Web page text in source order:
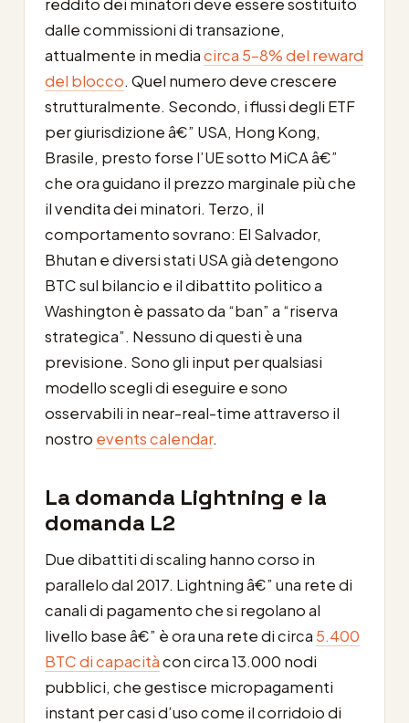
dalle commissioni di transazione,
attualmente in mediacirca 5-8% del reward
del blocco. Quel numero deve crescere
strutturalmente. Secondo, i flussi degli ETF
per giurisdizione â€” USA, Hong Kong,
Brasile, presto forse l’UE sotto MiCA â€”
che ora guidano il prezzo marginale più che
il vendita dei minatori. Terzo, il
comportamento sovrano: El Salvador,
Bhutan e diversi stati USA già detengono
BTC sul bilancio e il dibattito politico a
Washington è passato da “ban” a “riserva
strategica”. Nessuno di questi è una
previsione. Sono gli input per qualsiasi
modello scegli di eseguire e sono
osservabili in near-real-time attraverso il
nostro events calendar.
La domanda Lightning e la
domanda L2
Due dibattiti di scaling hanno corso in
parallelo dal 2017. Lightning â€” una rete di
canali di pagamento che si regolano al
livello base â€” è ora una rete di circa 5.400
BTC di capacitàcon circa 13.000 nodi
pubblici, che gestisce micropagamenti
instant per casi d’uso come il corridoio di